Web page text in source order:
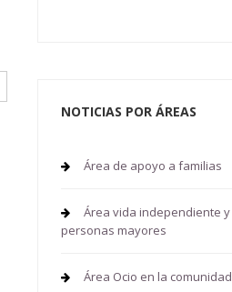
NOTICIAS POR ÁREAS
Área de apoyo a familias
Área vida independiente y
personas mayores
Área Ocio en la comunidad